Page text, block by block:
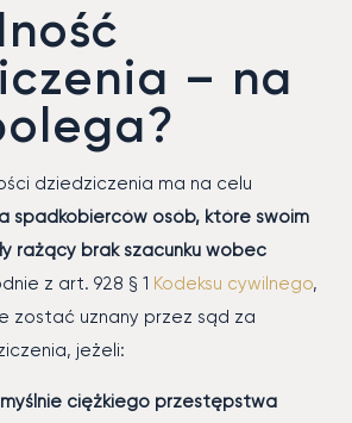
– na
dziedziczenia ma na celu
spadkobierców osób, które swoim
rażący brak szacunku wobec
z art. 928 § 1 Kodeksu cywilnego,
zostać uznany przez sąd za
jeżeli:
ciężkiego przestępstwa